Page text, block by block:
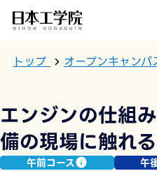
トップ オープンキャン
エンジンの仕組
備の現場に触れ
午前コース 午